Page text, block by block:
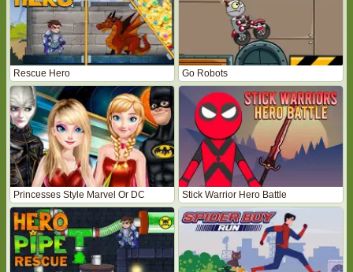
Rescue Hero Go Robots
Princesses Style Marvel Or DC Stick Warrior Hero Battle